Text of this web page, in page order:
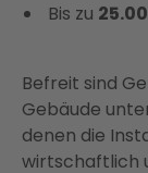
Bis zu
Befreit sind
Gebäude
denen die
wirtschaftlich